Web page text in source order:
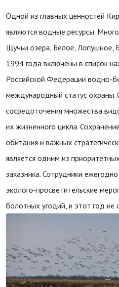
Одной из главных ценностей
являются водные ресурсы.
Щучьи озера, Белое, Лопушное,
1994 года включены в список
Российской Федерации водно-
международный статус охраны.
сосредоточения множества
их жизненного цикла.
обитания и важных
является одним из
заказника. Сотрудники
эколого-просветительские
болотных угодий, и этот год не